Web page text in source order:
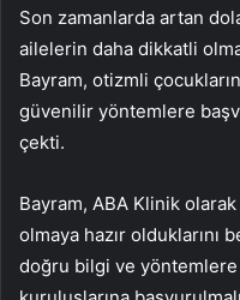
Son zamanlarda artan
ailelerin daha dikkatli
Bayram, otizmli
güvenilir yöntemlere
çekti.
Bayram, ABA Klinik
olmaya hazır olduklarını
doğru bilgi ve